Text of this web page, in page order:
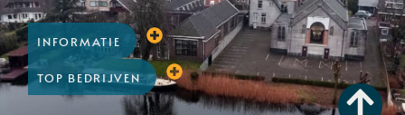
INFORMATIE
TOP BEDRIJVEN